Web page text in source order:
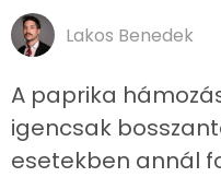
Lakos Benedek
A paprika
igencsak
esetekben annál